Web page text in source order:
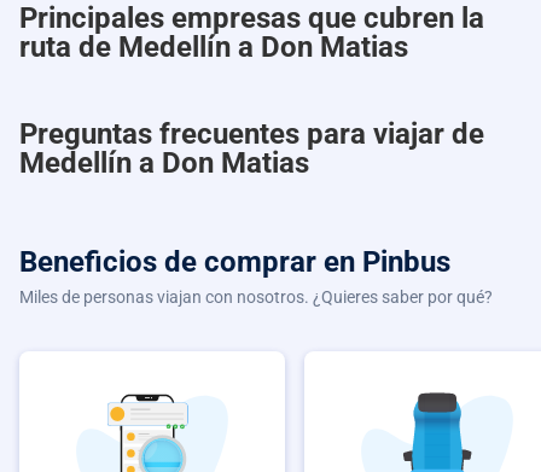
Principales empresas que cubren la
ruta de Medellín a Don Matias
Preguntas frecuentes para viajar de
Medellín a Don Matias
Beneficios de comprar en Pinbus
Miles de personas viajan con nosotros. ¿Quieres saber por qué?